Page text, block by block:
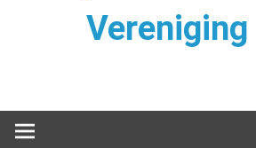
Vereniging